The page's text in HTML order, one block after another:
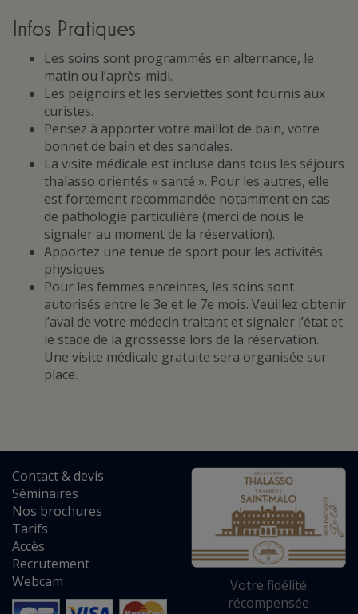
Infos Pratiques
Les soins sont programmés en alternance, le
matin ou l’après-midi.
Les peignoirs et les serviettes sont fournis aux
curistes.
Pensez à apporter votre maillot de bain, votre
bonnet de bain et des sandales.
La visite médicale est incluse dans tous les séjours
thalasso orientés « santé ». Pour les autres, elle
est fortement recommandée notamment en cas
de pathologie particulière (merci de nous le
signaler au moment de la réservation).
Apportez une tenue de sport pour les activités
physiques
Pour les femmes enceintes, les soins sont
autorisés entre le 3e et le 7e mois. Veuillez obtenir
l’aval de votre médecin traitant et signaler l’état et
le stade de la grossesse lors de la réservation.
Une visite médicale gratuite sera organisée sur
place.
Contact&devis
Séminaires
Nos brochures
Tarifs
Accès
Recrutement
Webcam
Votre fidélité
récompensée